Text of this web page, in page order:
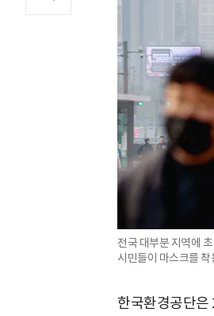
전국 대부분 지역에
시민들이 마스크를
한국환경공단은